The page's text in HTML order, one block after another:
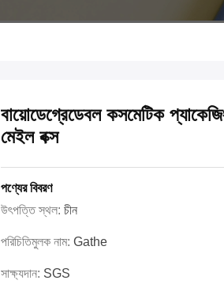
বায়োডেগ্রেডেবল কসমেটিক
মেইল বক্স
পণ্যের বিবরণ
উৎপত্তি স্থল: চীন
পরিচিতিমুলক নাম: Gathe
সাক্ষ্যদান: SGS